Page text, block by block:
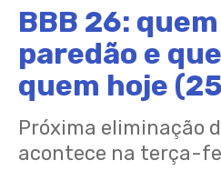
BBB 26:
paredão e
quem hoje
Próxima eliminação
acontece na terça-